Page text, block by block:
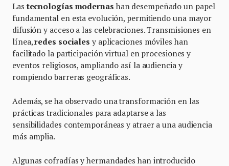
Lastecnologías modernas han desempeñado un papel
fundamental en esta evolución, permitiendo una mayor
difusión y acceso a las celebraciones. Transmisiones en
línea,redes sociales y aplicaciones móviles han
facilitado la participación virtual en procesiones y
eventos religiosos, ampliando así la audiencia y
rompiendo barreras geográficas.
Además, se ha observado una transformación en las
prácticas tradicionales para adaptarse a las
sensibilidades contemporáneas y atraer a una audiencia
más amplia.
Algunas cofradías y hermandades han introducido